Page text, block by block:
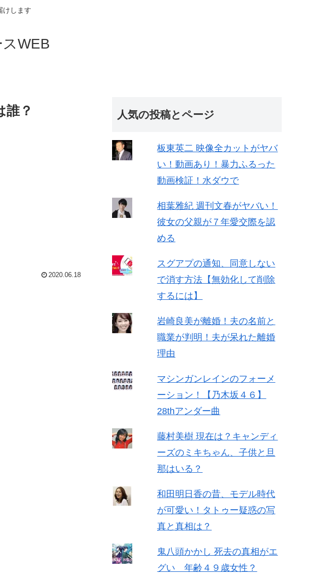
けします
WEB
誰？
2020.06.18
人気の投稿とページ
板東英二 映像全カットがヤバ
い！動画あり！暴力ふるった
動画検証！水ダウで
相葉雅紀 週刊文春がヤバい！
彼女の父親が７年愛交際を認
める
スグアプの通知、同意しない
で消す方法【無効化して削除
するには】
岩崎良美が離婚！夫の名前と
職業が判明！夫が呆れた離婚
理由
マシンガンレインのフォーメ
ーション！【乃木坂４６】
28thアンダー曲
藤村美樹 現在は？キャンディ
ーズのミキちゃん、子供と旦
那はいる？
和田明日香の昔、モデル時代
が可愛い！タトゥー疑惑の写
真と真相は？
鬼八頭かかし 死去の真相がエ
グい 年齢４９歳女性？